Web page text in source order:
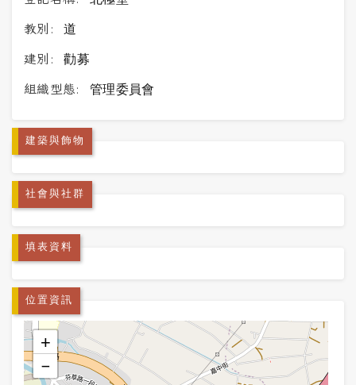
教別: 道
建別: 勸募
組織型態: 管理委員會
建築與飾物
社會與社群
填表資料
位置資訊
+
−